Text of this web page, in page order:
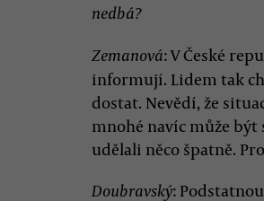
nedbá?
Zemanová: V České
informují. Lidem tak
dostat. Nevědí, že
mnohé navíc může být
udělali něco špatně.
Doubravský: